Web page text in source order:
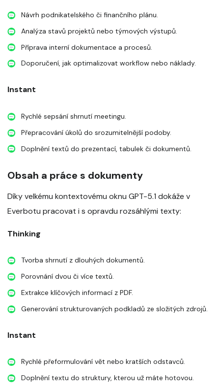
Návrh podnikatelského či finančního plánu.
Analýza stavů projektů nebo týmových výstupů.
Příprava interní dokumentace a procesů.
Doporučení, jak optimalizovat workflow nebo náklady.
Instant
Rychlé sepsání shrnutí meetingu.
Přepracování úkolů do srozumitelnější podoby.
Doplnění textů do prezentací, tabulek či dokumentů.
Obsah a práce s dokumenty
Díky velkému kontextovému oknu GPT-5.1 dokáže v
Everbotu pracovat i s opravdu rozsáhlými texty:
Thinking
Tvorba shrnutí z dlouhých dokumentů.
Porovnání dvou či více textů.
Extrakce klíčových informací z PDF.
Generování strukturovaných podkladů ze složitých zdrojů.
Instant
Rychlé přeformulování vět nebo kratších odstavců.
Doplnění textu do struktury, kterou už máte hotovou.